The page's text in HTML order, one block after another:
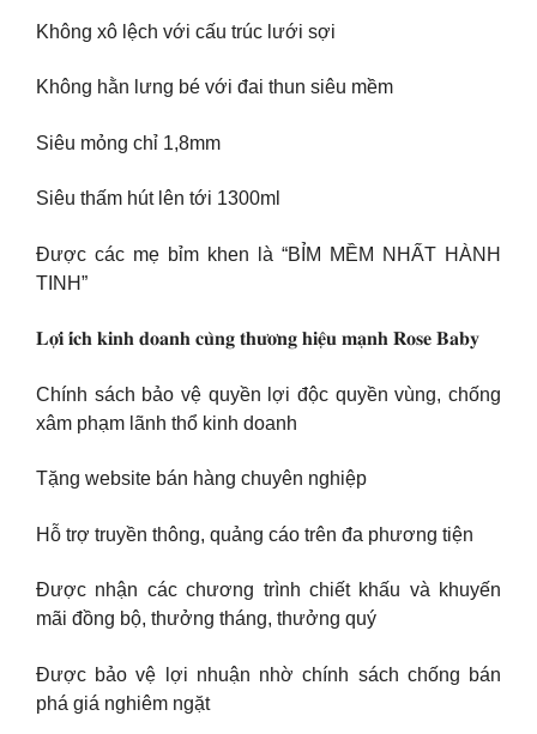
Không xô lệch với cấu trúc lưới sợi
Không hằn lưng bé với đai thun siêu mềm
Siêu mỏng chỉ 1,8mm
Siêu thấm hút lên tới 1300ml
Được các mẹ bỉm khen là “BỈM MỀM NHẤT HÀNH
TINH”
𝐋𝐨̛̣𝐢 𝐢́𝐜𝐡 𝐤𝐢𝐧𝐡 𝐝𝐨𝐚𝐧𝐡 𝐜𝐮̀𝐧𝐠 𝐭𝐡𝐮̛𝐨̛𝐧𝐠 𝐡𝐢𝐞̣̂𝐮 𝐦𝐚̣𝐧𝐡 𝐑𝐨𝐬𝐞 𝐁𝐚𝐛𝐲
Chính sách bảo vệ quyền lợi độc quyền vùng, chống
xâm phạm lãnh thổ kinh doanh
Tặng website bán hàng chuyên nghiệp
Hỗ trợ truyền thông, quảng cáo trên đa phương tiện
Được nhận các chương trình chiết khấu và khuyến
mãi đồng bộ, thưởng tháng, thưởng quý
Được bảo vệ lợi nhuận nhờ chính sách chống bán
phá giá nghiêm ngặt